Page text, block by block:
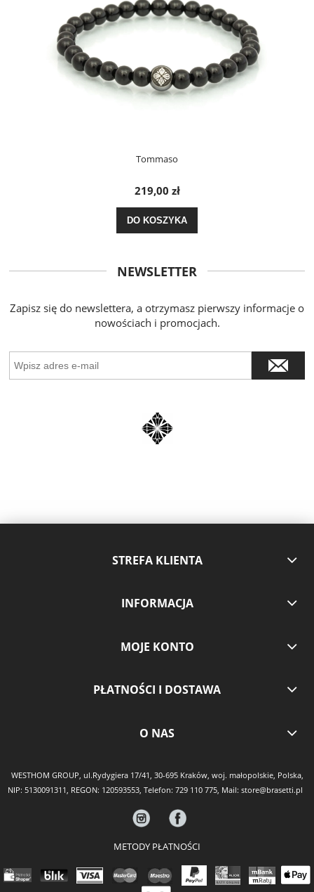
Tommaso
219,00 zł
DO KOSZYKA
NEWSLETTER
Zapisz się do newslettera, a otrzymasz pierwszy informacje o
nowościach i promocjach.
STREFA KLIENTA
INFORMACJA
MOJE KONTO
PŁATNOŚCI I DOSTAWA
O NAS
WESTHOM GROUP, ul.Rydygiera 17/41, 30-695 Kraków, woj. małopolskie, Polska,
NIP: 5130091311, REGON: 120593553, Telefon: 729 110 775 , Mail: store@brasetti.pl
METODY PŁATNOŚCI